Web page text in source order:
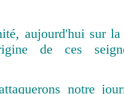
aujourd'hui sur la
de ces
notre